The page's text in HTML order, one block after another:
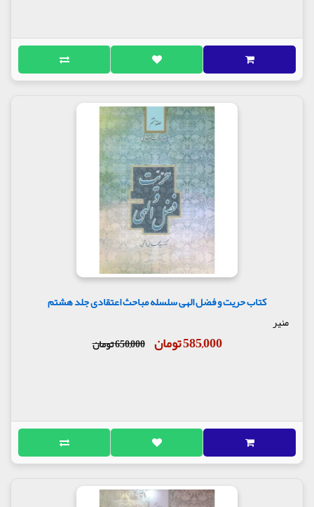
کتاب حریت و فضل الهی سلسله مباحث اعتقادی جلد هشتم
منیر
585,000 تومان 650,000 تومان